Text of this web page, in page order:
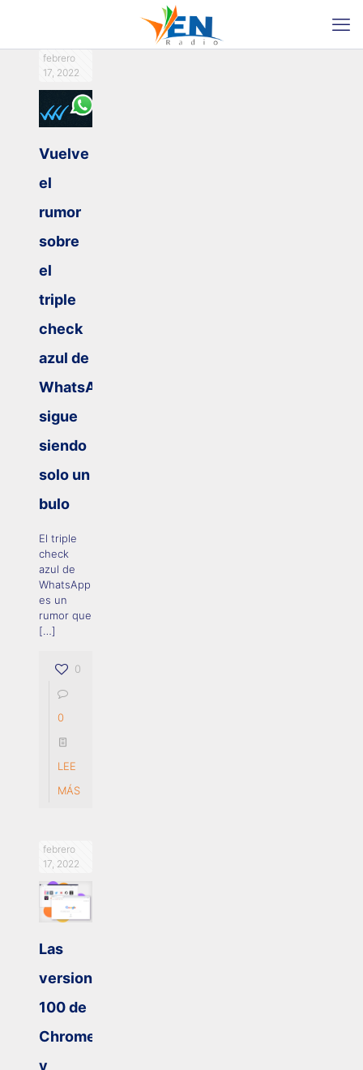
febrero
17, 2022
Vuelve
el
rumor
sobre
el
triple
check
azul de
WhatsApp:
sigue
siendo
solo un
bulo
El triple
check
azul de
WhatsApp
es un
rumor que
[…]
0
0
LEE
MÁS
febrero
17, 2022
Las
versiones
100 de
Chrome
y